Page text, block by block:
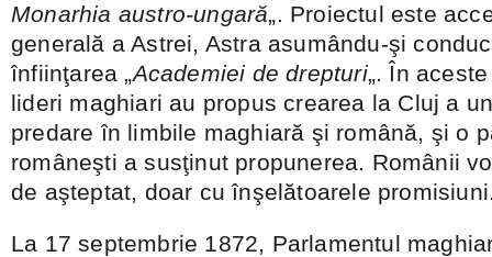
Monarhia austro-ungară„. Proiectul este
generală a Astrei, Astra asumându-şi
înfiinţarea „Academiei de drepturi„. În
lideri maghiari au propus crearea la Cluj a
predare în limbile maghiară şi română, şi o
româneşti a susţinut propunerea. Românii
de aşteptat, doar cu înşelătoarele
La 17 septembrie 1872, Parlamentul